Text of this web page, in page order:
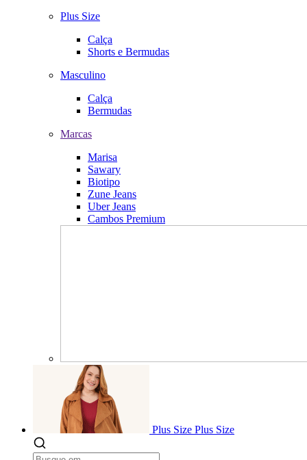
Plus Size
Calça
Shorts e Bermudas
Masculino
Calça
Bermudas
Marcas
Marisa
Sawary
Biotipo
Zune Jeans
Uber Jeans
Cambos Premium
Plus Size Plus Size